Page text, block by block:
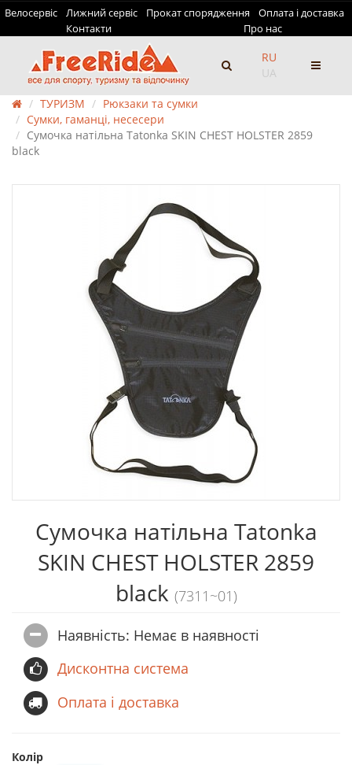
Велосервіс Лижний сервіс Прокат спорядження
Оплата і доставка
Контакти
Про нас
RU
UA
ТУРИЗМ
Рюкзаки та сумки
Сумки, гаманці, несесери
Сумочка натільна Tatonka SKIN CHEST HOLSTER 2859
black
Сумочка натільна Tatonka
SKIN CHEST HOLSTER 2859
black (7311~01)
Наявність: Немає в наявностi
Дисконтна система
Оплата і доставка
Колір